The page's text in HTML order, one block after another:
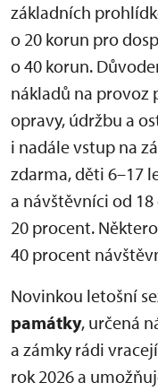
základních
o 20 korun pro
o 40 korun.
nákladů na provoz
opravy, údržbu a
i nadále vstup na
zdarma, děti 6–17
a návštěvníci od
20 procent.
40 procent
Novinkou letošní
památky, určená
a zámky rádi
rok 2026 a